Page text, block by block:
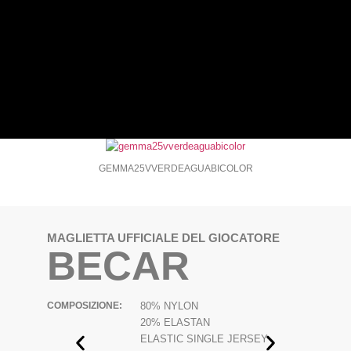
GEMMA25VVERDEAGUABICOLOR
MAGLIETTA UFFICIALE DEL GIOCATORE
BECAR
COMPOSIZIONE:
80% NYLON
20% ELASTAN
ELASTIC SINGLE JERSEY